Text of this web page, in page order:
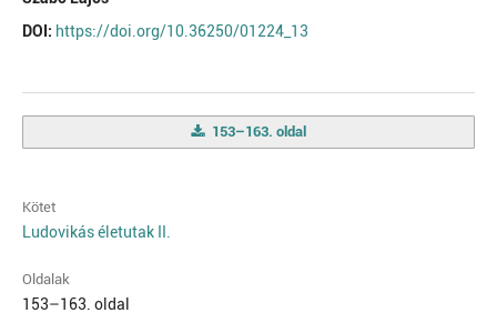
DOI: https://doi.org/10.36250/01224_13
153–163. oldal
Kötet
Ludovikás életutak II.
Oldalak
153–163. oldal